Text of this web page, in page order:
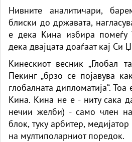
Нивните аналитичари,
блиски до државата,
е дека Кина избира помеѓу
дека двајцата доаѓаат кај Си
Кинескиот весник „Глобал
Пекинг „брзо се појавува
глобалната дипломатија“.
Кина. Кина не е - ниту сака
нечии желби) - само член
блок, туку арбитер,
на мултиполарниот поредок.